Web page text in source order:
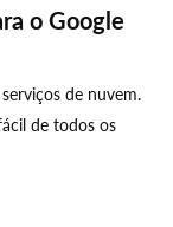
o Google
de nuvem.
de todos os